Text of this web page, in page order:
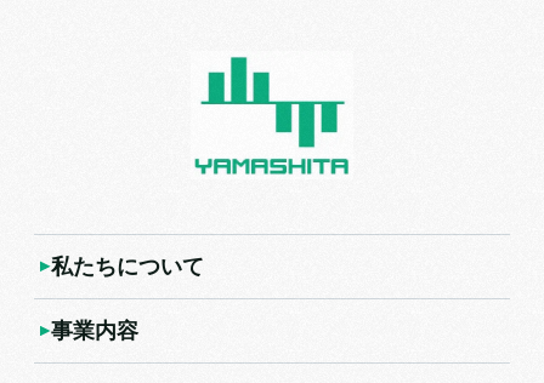
私たちについて
事業内容